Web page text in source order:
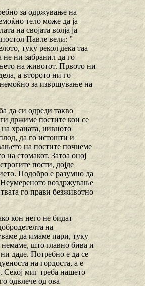
за одржување на
тело може да ја
на својата волја ја
Павле вели: ”
туку рекол дека таа
не ни забранил да го
на животот. Првото ни
а второто ни го
за извршување на
да си одреди такво
држиме постите кои се
храната, нивното
да го истошти и
на постите почнеме
на стомакот. Затоа оној
пости, дојде
Подобро е разумно да
Неумереното воздржување
го прави безживотно
кон него не бидат
на
да имаме пари, туку
немаме, што главно бива и
даде. Потребно е да се
на гордоста, а е
Секој миг треба нашето
одвлече од ова